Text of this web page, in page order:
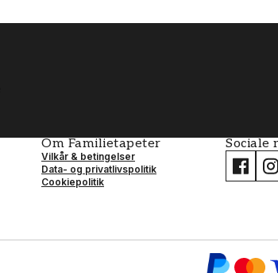
Om Familietapeter
Vilkår & betingelser
Data- og privatlivspolitik
Cookiepolitik
Sociale